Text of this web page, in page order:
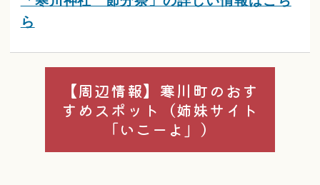
ら
【周辺情報】寒川町のおす
すめスポット（姉妹サイト
「いこーよ」）